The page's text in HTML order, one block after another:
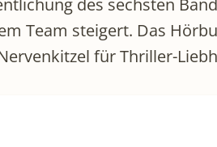
des sechsten
Team steigert. Das
für Thriller-